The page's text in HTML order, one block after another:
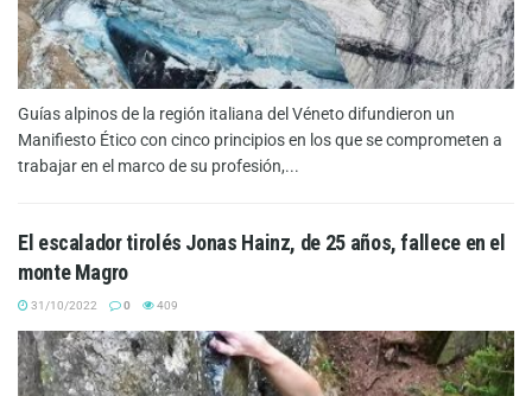
Guías alpinos de la región italiana del Véneto difundieron un
Manifiesto Ético con cinco principios en los que se comprometen a
trabajar en el marco de su profesión,...
El escalador tirolés Jonas Hainz, de 25 años, fallece en el
monte Magro
31/10/2022 0 409